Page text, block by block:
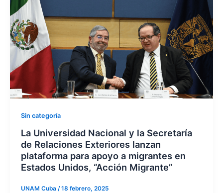
Sin categoría
La Universidad Nacional y la Secretaría
de Relaciones Exteriores lanzan
plataforma para apoyo a migrantes en
Estados Unidos, “Acción Migrante”
UNAM Cuba /18 febrero, 2025